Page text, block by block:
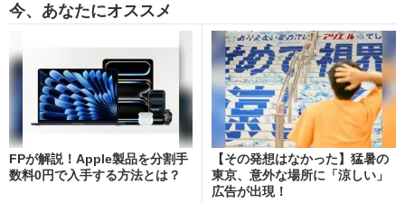
今、あなたにオススメ
FPが解説！Apple製品を分割手
数料0円で入手する方法とは？
【その発想はなかった】猛暑の
東京、意外な場所に「涼しい」
広告が出現！